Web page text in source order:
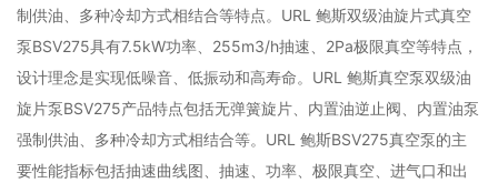
制供油、多种冷却方式相结合等特点。URL 鲍斯双级油旋片式真空
泵BSV275具有7.5kW功率、255m3/h抽速、2Pa极限真空等特点，
设计理念是实现低噪音、低振动和高寿命。URL 鲍斯真空泵双级油
旋片泵BSV275产品特点包括无弹簧旋片、内置油逆止阀、内置油泵
强制供油、多种冷却方式相结合等。URL 鲍斯BSV275真空泵的主
要性能指标包括抽速曲线图、抽速、功率、极限真空、进气口和出